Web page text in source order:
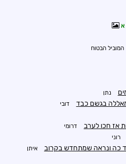
א
המוביל הבטוח
נתן
בגשם כבד דובי
אז חכו לערב דרומי
רוני
איתן